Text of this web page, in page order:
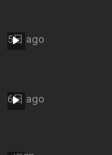
5日 ago
6日 ago